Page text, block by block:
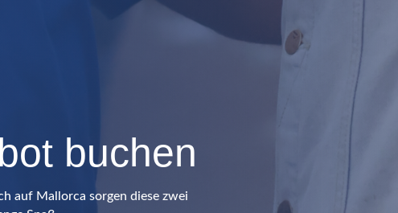
buchen
auf Mallorca sorgen diese zwei